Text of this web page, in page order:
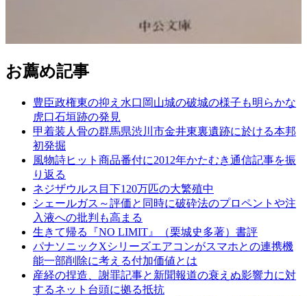
お薦め記事
豊臣政権東の抑え水口岡山城の破城の様子も明らかな
虎口石垣跡の発見
甲着装人骨の群馬県渋川市金井東裏遺跡に於ける本邦
初発掘
風物詩ヒット商品番付に2012年かたむき通信記事を振
り返る
ネジザウルス目下120万匹の大繁殖中
シェールガス～評価と同時に破砕法のプロペントや注
入液への批判も高まる
生きて帰る『NO LIMIT』（栗城史多著）書評
パナソニックXシリーズエアコンがスマホとの連携機
能一部削除に考える付加価値とは
産経の捏造、謝罪記事と新聞報道の衰えぬ影響力に対
するネット台頭に拠る抵抗